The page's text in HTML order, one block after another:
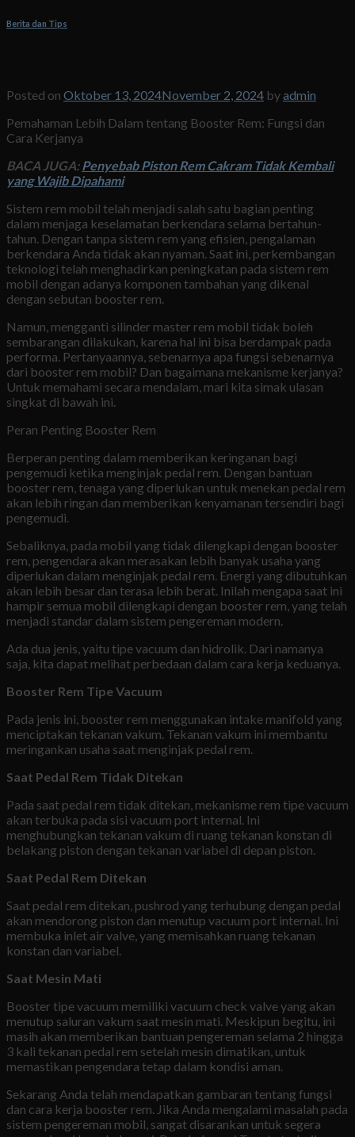
Berita dan Tips
Posted on Oktober 13, 2024November 2, 2024 byadmin
Pemahaman Lebih Dalam tentang Booster Rem: Fungsi dan
Cara Kerjanya
BACA JUGA:Penyebab Piston Rem Cakram Tidak Kembali
yang Wajib Dipahami
Sistem rem mobil telah menjadi salah satu bagian penting
dalam menjaga keselamatan berkendara selama bertahun-
tahun. Dengan tanpa sistem rem yang efisien, pengalaman
berkendara Anda tidak akan nyaman. Saat ini, perkembangan
teknologi telah menghadirkan peningkatan pada sistem rem
mobil dengan adanya komponen tambahan yang dikenal
dengan sebutan booster rem.
Namun, mengganti silinder master rem mobil tidak boleh
sembarangan dilakukan, karena hal ini bisa berdampak pada
performa. Pertanyaannya, sebenarnya apa fungsi sebenarnya
dari booster rem mobil? Dan bagaimana mekanisme kerjanya?
Untuk memahami secara mendalam, mari kita simak ulasan
singkat di bawah ini.
Peran Penting Booster Rem
Berperan penting dalam memberikan keringanan bagi
pengemudi ketika menginjak pedal rem. Dengan bantuan
booster rem, tenaga yang diperlukan untuk menekan pedal rem
akan lebih ringan dan memberikan kenyamanan tersendiri bagi
pengemudi.
Sebaliknya, pada mobil yang tidak dilengkapi dengan booster
rem, pengendara akan merasakan lebih banyak usaha yang
diperlukan dalam menginjak pedal rem. Energi yang dibutuhkan
akan lebih besar dan terasa lebih berat. Inilah mengapa saat ini
hampir semua mobil dilengkapi dengan booster rem, yang telah
menjadi standar dalam sistem pengereman modern.
Ada dua jenis, yaitu tipe vacuum dan hidrolik. Dari namanya
saja, kita dapat melihat perbedaan dalam cara kerja keduanya.
Booster Rem Tipe Vacuum
Pada jenis ini, booster rem menggunakan intake manifold yang
menciptakan tekanan vakum. Tekanan vakum ini membantu
meringankan usaha saat menginjak pedal rem.
Saat Pedal Rem Tidak Ditekan
Pada saat pedal rem tidak ditekan, mekanisme rem tipe vacuum
akan terbuka pada sisi vacuum port internal. Ini
menghubungkan tekanan vakum di ruang tekanan konstan di
belakang piston dengan tekanan variabel di depan piston.
Saat Pedal Rem Ditekan
Saat pedal rem ditekan, pushrod yang terhubung dengan pedal
akan mendorong piston dan menutup vacuum port internal. Ini
membuka inlet air valve, yang memisahkan ruang tekanan
konstan dan variabel.
Saat Mesin Mati
Booster tipe vacuum memiliki vacuum check valve yang akan
menutup saluran vakum saat mesin mati. Meskipun begitu, ini
masih akan memberikan bantuan pengereman selama 2 hingga
3 kali tekanan pedal rem setelah mesin dimatikan, untuk
memastikan pengendara tetap dalam kondisi aman.
Sekarang Anda telah mendapatkan gambaran tentang fungsi
dan cara kerja booster rem. Jika Anda mengalami masalah pada
sistem pengereman mobil, sangat disarankan untuk segera